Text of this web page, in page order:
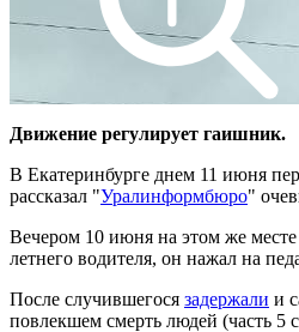
Движение регулирует гаишник.
В Екатеринбурге днем 11 июня
рассказал "Уралинформбюро"
Вечером 10 июня на этом же месте
летнего водителя, он нажал на
После случившегося задержали и
повлекшем смерть людей (часть 5